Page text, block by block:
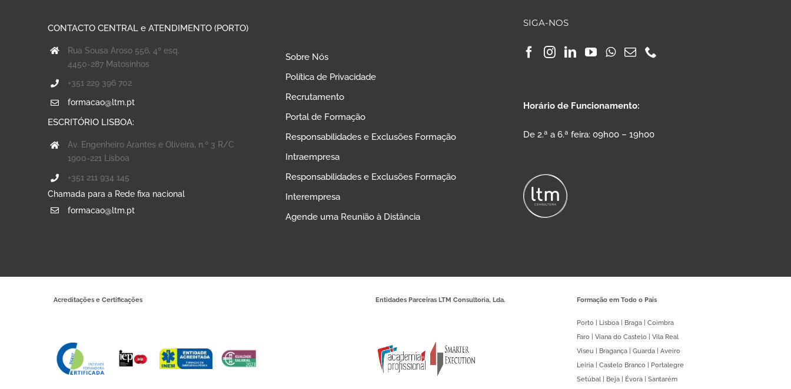
CONTACTO CENTRAL e ATENDIMENTO (PORTO)
Rua Sousa Aroso 556, 4º esq.
4450-287 Matosinhos
+351 229 396 702
formacao@ltm.pt
ESCRITÓRIO LISBOA:
Av. Engenheiro Arantes e Oliveira, n.º 3 R/C
1900-221 Lisboa
+351 211 934 145
Chamada para a Rede fixa nacional
formacao@ltm.pt
Sobre Nós
Política de Privacidade
Recrutamento
Portal de Formação
Responsabilidades e Exclusões Formação
Intraempresa
Responsabilidades e Exclusões Formação
Interempresa
Agende uma Reunião à Distância
SIGA-NOS
Horário de Funcionamento:
De 2.ª a 6.ª feira: 09h00 – 19h00
Acreditações e Certificações Entidades Parceiras LTM Consultoria, Lda. Formação em Todo o País
Porto | Lisboa | Braga | Coimbra
Faro | Viana do Castelo | Vila Real
Viseu | Bragança | Guarda | Aveiro
Leiria | Castelo Branco | Portalegre
Setúbal | Beja | Évora | Santarém